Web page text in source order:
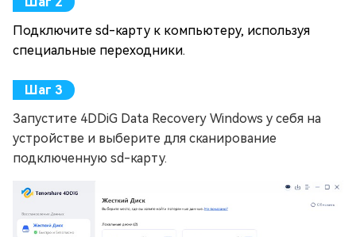
Подключите sd-карту к компьютеру, используя
специальные переходники.
Запустите 4DDiG Data Recovery Windows у себя на
устройстве и выберите для сканирование
подключенную sd-карту.